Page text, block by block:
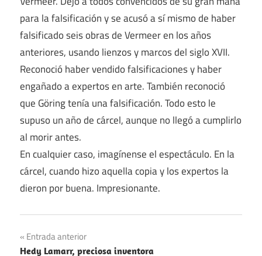
para la falsificación y se acusó a sí mismo de haber
falsificado seis obras de Vermeer en los años
anteriores, usando lienzos y marcos del siglo XVII.
Reconoció haber vendido falsificaciones y haber
engañado a expertos en arte. También reconoció
que Göring tenía una falsificación. Todo esto le
supuso un año de cárcel, aunque no llegó a cumplirlo
al morir antes.
En cualquier caso, imagínense el espectáculo. En la
cárcel, cuando hizo aquella copia y los expertos la
dieron por buena. Impresionante.
Navegación
Entrada anterior
Hedy Lamarr, preciosa inventora